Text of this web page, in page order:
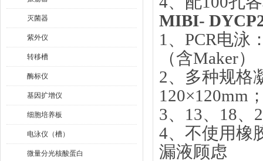
灭菌器
紫外仪
转移槽
酶标仪
基因扩增仪
细胞培养板
电泳仪（槽）
微量分光核酸蛋白
MIBI-
1、 PCR电泳
（含Maker）
2、 多种规格
120×120mm
3、 13、18、
4、不使用橡
漏液顾虑